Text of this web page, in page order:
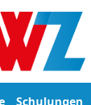
Schulungen